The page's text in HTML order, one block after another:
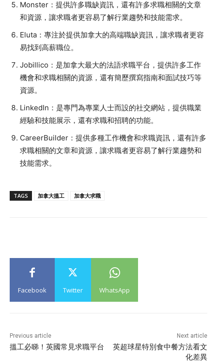
Monster：提供許多職缺資訊，還有許多求職相關的文章
和資源，讓求職者更容易了解行業趨勢和技能需求。
Eluta：專注於提供加拿大的高端職缺資訊，讓求職者更容
易找到高薪職位。
Jobillico：是加拿大最大的法語求職平台，提供許多工作
機會和求職相關的資源，還有簡歷撰寫指南和面試技巧等
資源。
LinkedIn：是專門為專業人士而設的社交網站，提供職業
經驗和技能展示，還有求職和招聘的功能。
CareerBuilder：提供多種工作機會和求職資訊，還有許多
求職相關的文章和資源，讓求職者更容易了解行業趨勢和
技能需求。
TAGS 加拿大搵工 加拿大求職
Facebook Twitter WhatsApp
Previous article
搵工必睇！英國常見求職平台
Next article
英超球星特別食中餐方法看文
化差異